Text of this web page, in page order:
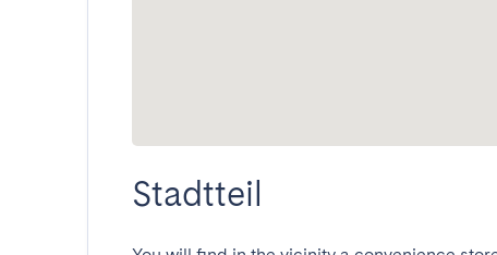
Stadtteil